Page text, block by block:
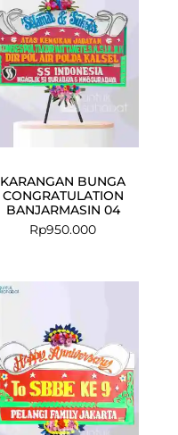
KARANGAN BUNGA
CONGRATULATION
BANJARMASIN 04
Rp950.000